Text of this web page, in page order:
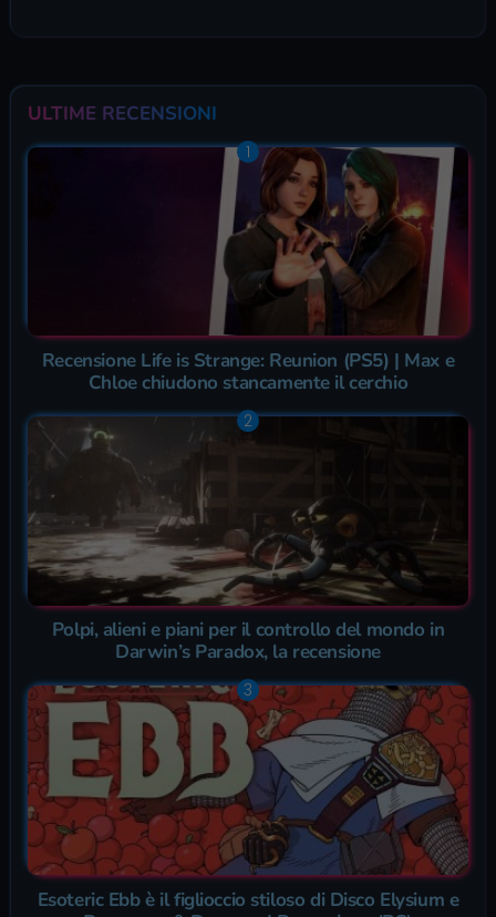
ULTIME RECENSIONI
Recensione Life is Strange: Reunion (PS5) | Max e
Chloe chiudono stancamente il cerchio
Polpi, alieni e piani per il controllo del mondo in
Darwin’s Paradox, la recensione
Esoteric Ebb è il figlioccio stiloso di Disco Elysium e